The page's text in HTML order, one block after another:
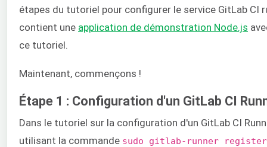
étapes du tutoriel pour configurer le service GitLab CI
contient une application de démonstration Node.js
ce tutoriel.
Maintenant, commençons !
Étape 1 : Configuration d'un GitLab CI
Dans le tutoriel sur la configuration d'un GitLab CI
utilisant la commande sudo gitlab-runner register